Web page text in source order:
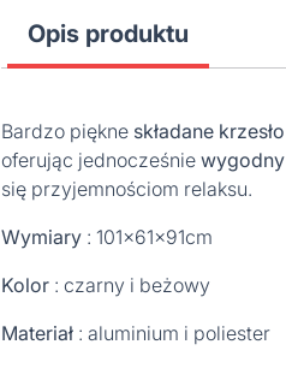
Opis produktu
Bardzo piękne składane
oferując jednocześnie
się przyjemnościom relaksu.
Wymiary : 101x61x91cm
Kolor : czarny i beżowy
Materiał : aluminium i poliester